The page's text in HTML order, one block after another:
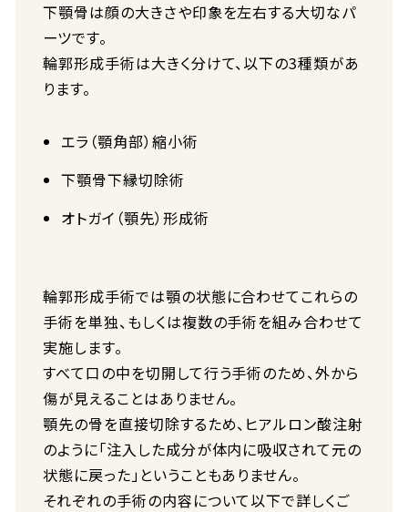
下顎骨は顔の大きさや印象を左右する大切なパ
ーツです。
輪郭形成手術は大きく分けて、以下の3種類があ
ります。
エラ（顎角部）縮小術
下顎骨下縁切除術
オトガイ（顎先）形成術
輪郭形成手術では顎の状態に合わせてこれらの
手術を単独、もしくは複数の手術を組み合わせて
実施します。
すべて口の中を切開して行う手術のため、外から
傷が見えることはありません。
顎先の骨を直接切除するため、ヒアルロン酸注射
のように「注入した成分が体内に吸収されて元の
状態に戻った」ということもありません。
それぞれの手術の内容について以下で詳しくご